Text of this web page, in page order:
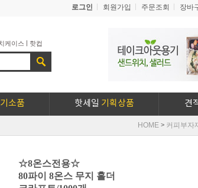
로그인 회원가입 주문조회 장바
케이스 | 핫컵
소품 핫세일 기획상품 견
HOME > 커피부자
☆8온스전용☆
80파이 8온스 무지 홀더